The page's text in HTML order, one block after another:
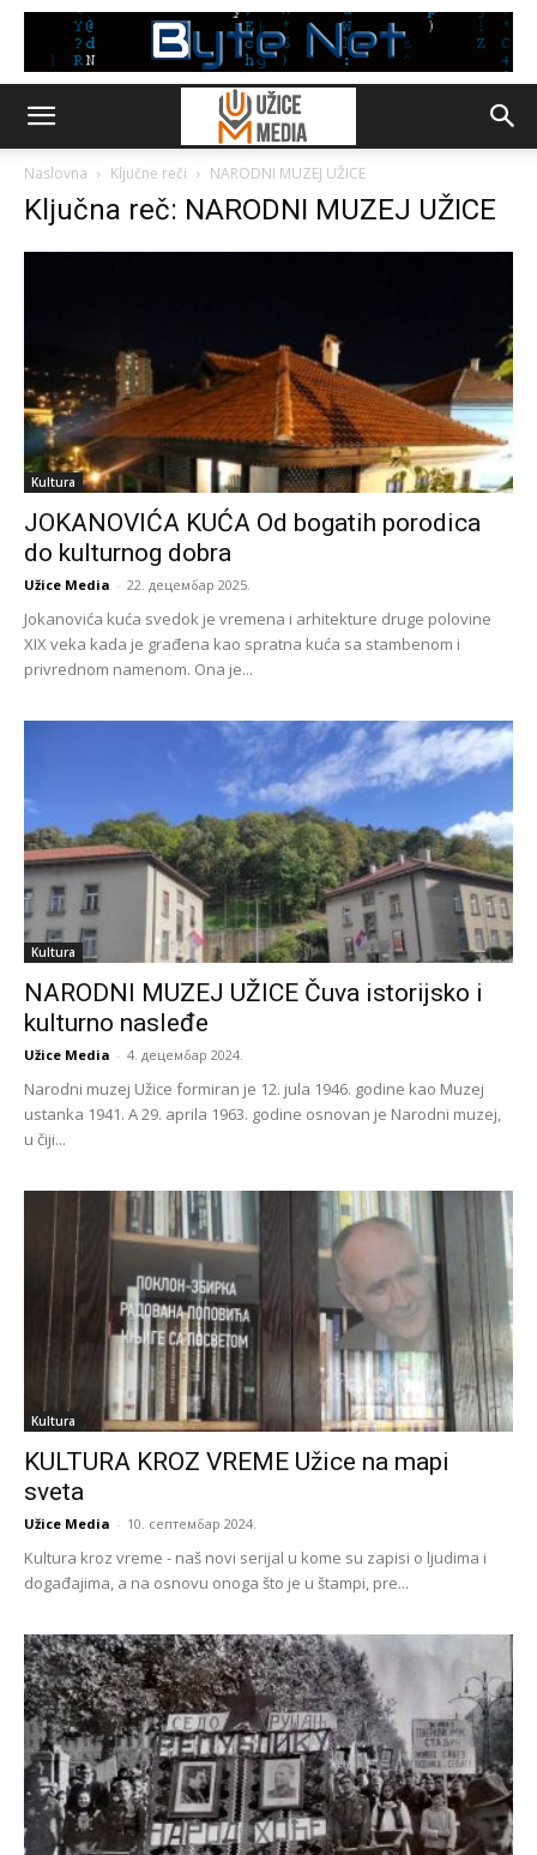
Naslovna Ključne reči NARODNI MUZEJ UŽICE
Ključna reč: NARODNI MUZEJ UŽICE
Kultura
JOKANOVIĆA KUĆA Od bogatih porodica
do kulturnog dobra
Užice Media - 22. децембар 2025.
Jokanovića kuća svedok je vremena i arhitekture druge polovine
XIX veka kada je građena kao spratna kuća sa stambenom i
privrednom namenom. Ona je...
Kultura
NARODNI MUZEJ UŽICE Čuva istorijsko i
kulturno nasleđe
Užice Media - 4. децембар 2024.
Narodni muzej Užice formiran je 12. jula 1946. godine kao Muzej
ustanka 1941. A 29. aprila 1963. godine osnovan je Narodni muzej,
u čiji...
Kultura
KULTURA KROZ VREME Užice na mapi
sveta
Užice Media - 10. септембар 2024.
Kultura kroz vreme - naš novi serijal u kome su zapisi o ljudima i
događajima, a na osnovu onoga što je u štampi, pre...